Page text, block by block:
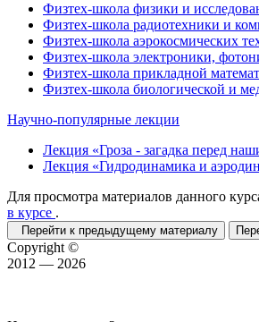
Физтех-школа физики и
Физтех-школа радиотехники и
Физтех-школа аэрокосмических
Физтех-школа электроники,
Физтех-школа прикладной
Физтех-школа биологической и
Научно-популярные лекции
Лекция «Гроза - загадка перед
Лекция «Гидродинамика и
Для просмотра материалов данного
в курсе .
Перейти к предыдущему материалу
Copyright ©
2012 — 2026